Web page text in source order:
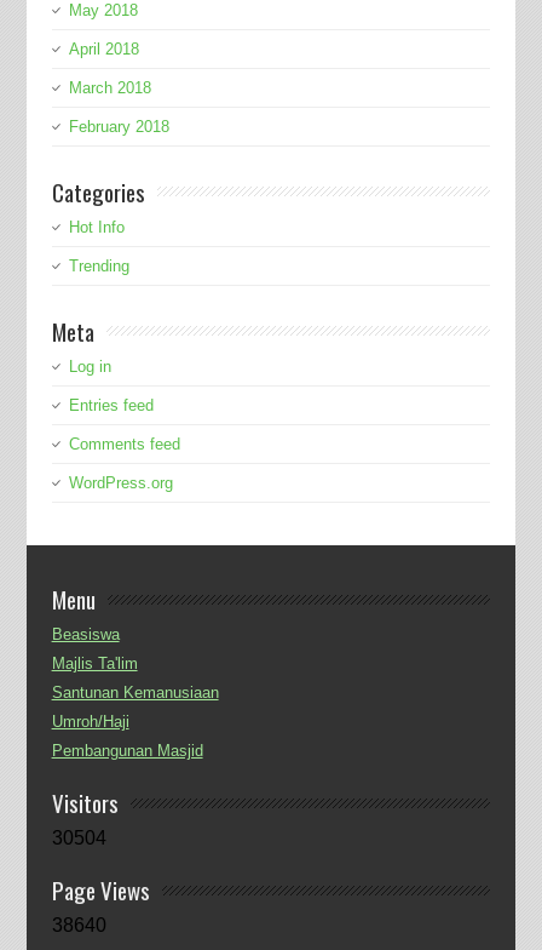
May 2018
April 2018
March 2018
February 2018
Categories
Hot Info
Trending
Meta
Log in
Entries feed
Comments feed
WordPress.org
Menu
Beasiswa
Majlis Ta'lim
Santunan Kemanusiaan
Umroh/Haji
Pembangunan Masjid
Visitors
30504
Page Views
38640